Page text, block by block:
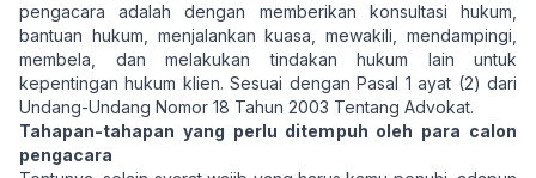
pengacara adalah dengan memberikan konsultasi hukum,
bantuan hukum, menjalankan kuasa, mewakili, mendampingi,
membela, dan melakukan tindakan hukum lain untuk
kepentingan hukum klien. Sesuai dengan Pasal 1 ayat (2) dari
Undang-Undang Nomor 18 Tahun 2003 Tentang Advokat.
Tahapan-tahapan yang perlu ditempuh oleh para calon
pengacara